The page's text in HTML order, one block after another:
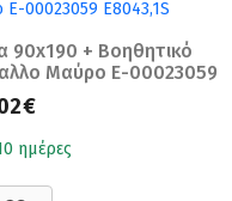
90x190 + Βοηθητικό
Μαύρο Ε-00023059
ημέρες